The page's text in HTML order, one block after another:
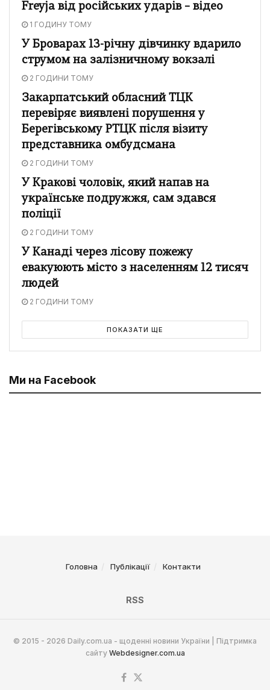
Freyja від російських ударів – відео
1 ГОДИНУ ТОМУ
У Броварах 13-річну дівчинку вдарило
струмом на залізничному вокзалі
2 ГОДИНИ ТОМУ
Закарпатський обласний ТЦК
перевіряє виявлені порушення у
Берегівському РТЦК після візиту
представника омбудсмана
2 ГОДИНИ ТОМУ
У Кракові чоловік, який напав на
українське подружжя, сам здався
поліції
2 ГОДИНИ ТОМУ
У Канаді через лісову пожежу
евакуюють місто з населенням 12 тисяч
людей
2 ГОДИНИ ТОМУ
ПОКАЗАТИ ЩЕ
Ми на Facebook
Головна Публікації Контакти
RSS
© 2015 - 2026 Daily.com.ua - щоденні новини України | Підтримка
сайту Webdesigner.com.ua